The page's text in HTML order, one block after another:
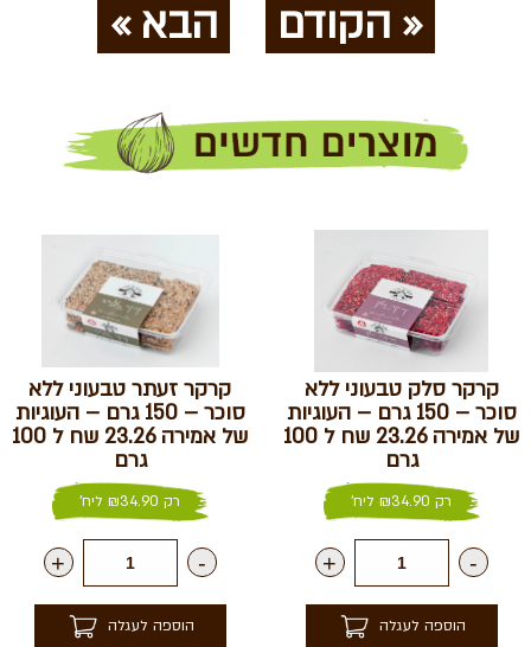
« הקודם הבא »
קרקר סלק טבעוני ללא
סוכר – 150 גרם – העוגיות
של אמירה 23.26 שח ל 100
גרם
רק ₪34.90 ליח'
-
+
הוספה לעגלה
קרקר זעתר טבעוני ללא
סוכר – 150 גרם – העוגיות
של אמירה 23.26 שח ל 100
גרם
רק ₪34.90 ליח'
-
+
הוספה לעגלה